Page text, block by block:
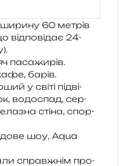
60 метрів
від­по­від­ає 24-
пасажирів.
барів.
у світі під­ві­
водо­спад, сер­
стіна, спор­
шоу, Aqua
справ­жнім про­